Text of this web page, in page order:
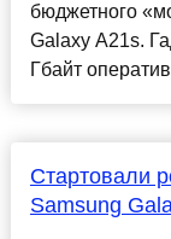
бюджетного
Galaxy A21s.
Гбайт
Стартовали
Samsung